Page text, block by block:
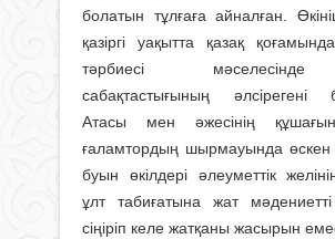
болатын тұлғаға айналған.
қазіргі уақытта қазақ
тәрбиесі
сабақтастығының әлсірегені
Атасы мен әжесінің
ғаламтордың шырмауында өскен
буын өкілдері әлеуметтік
ұлт табиғатына жат
сіңіріп келе жатқаны жасырын